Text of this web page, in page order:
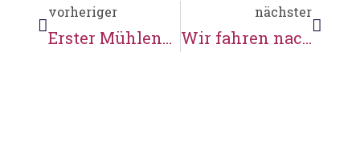
vorheriger
Erster Mühlenputz 2018
nächster
Wir fahren nach Berlin